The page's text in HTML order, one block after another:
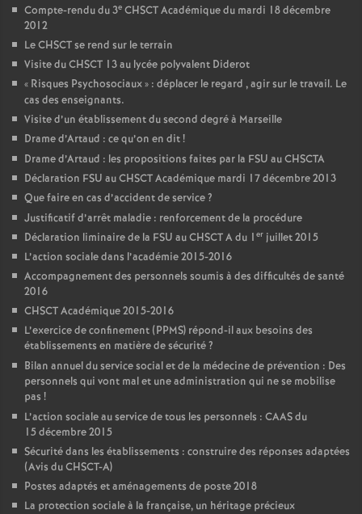
Compte-rendu du 3e CHSCT Académique du mardi 18 décembre
2012
Le CHSCT se rend sur le terrain
Visite du CHSCT 13 au lycée polyvalent Diderot
« Risques Psychosociaux» : déplacer le regard , agir sur le travail. Le
cas des enseignants.
Visite d’un établissement du second degré à Marseille
Drame d’Artaud : ce qu’on en dit!
Drame d’Artaud : les propositions faites par la FSU au CHSCTA
Déclaration FSU au CHSCT Académique mardi 17 décembre 2013
Que faire en cas d’accident de service?
Justificatif d’arrêt maladie : renforcement de la procédure
Déclaration liminaire de la FSU au CHSCT A du 1 er juillet 2015
L’action sociale dans l’académie 2015-2016
Accompagnement des personnels soumis à des difficultés de santé
2016
CHSCT Académique 2015-2016
L’exercice de confinement (PPMS) répond-il aux besoins des
établissements en matière de sécurité?
Bilan annuel du service social et de la médecine de prévention : Des
personnels qui vont mal et une administration qui ne se mobilise
pas !
L’action sociale au service de tous les personnels : CAAS du
15 décembre 2015
Sécurité dans les établissements : construire des réponses adaptées
(Avis du CHSCT-A)
Postes adaptés et aménagements de poste 2018
La protection sociale à la française, un héritage précieux